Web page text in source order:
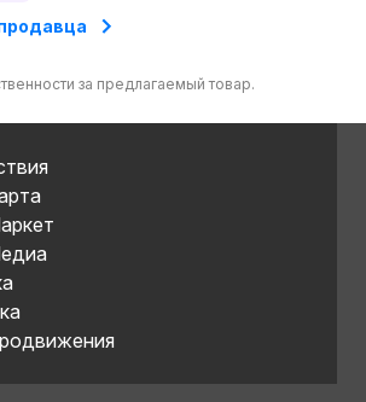
за предлагаемый товар.